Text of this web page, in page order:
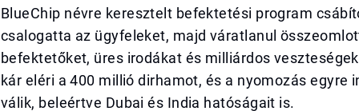
BlueChip névre keresztelt befektetési program
csalogatta az ügyfeleket, majd váratlanul
befektetőket, üres irodákat és milliárdos
kár eléri a 400 millió dirhamot, és a nyomozás egyre
válik, beleértve Dubai és India hatóságait is.